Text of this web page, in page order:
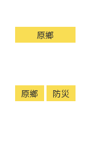
原鄉
原鄉 防災